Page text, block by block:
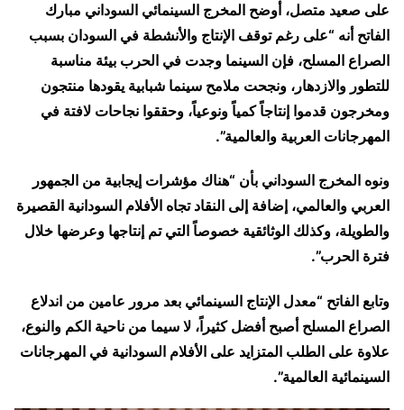
على صعيد متصل، أوضح المخرج السينمائي السوداني مبارك
الفاتح أنه “على رغم توقف الإنتاج والأنشطة في السودان بسبب
الصراع المسلح، فإن السينما وجدت في الحرب بيئة مناسبة
للتطور والازدهار، ونجحت ملامح سينما شبابية يقودها منتجون
ومخرجون قدموا إنتاجاً كمياً ونوعياً، وحققوا نجاحات لافتة في
المهرجانات العربية والعالمية”.
ونوه المخرج السوداني بأن “هناك مؤشرات إيجابية من الجمهور
العربي والعالمي، إضافة إلى النقاد تجاه الأفلام السودانية القصيرة
والطويلة، وكذلك الوثائقية خصوصاً التي تم إنتاجها وعرضها خلال
فترة الحرب”.
وتابع الفاتح “معدل الإنتاج السينمائي بعد مرور عامين من اندلاع
الصراع المسلح أصبح أفضل كثيراً، لا سيما من ناحية الكم والنوع،
علاوة على الطلب المتزايد على الأفلام السودانية في المهرجانات
السينمائية العالمية”.